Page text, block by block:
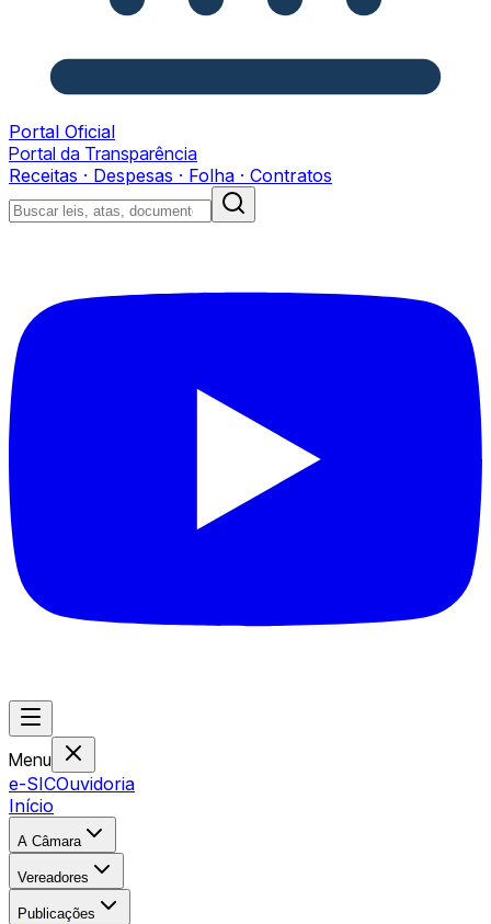
Portal Oficial
Portal da Transparência
Receitas · Despesas · Folha · Contratos
Menu
e-SICOuvidoria
Início
A Câmara
Vereadores
Publicações